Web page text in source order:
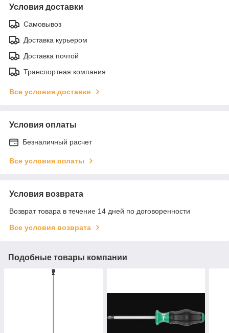
Условия доставки
Самовывоз
Доставка курьером
Доставка почтой
Транспортная компания
Все условия доставки
Условия оплаты
Безналичный расчет
Все условия оплаты
Условия возврата
Возврат товара в течение 14 дней по договоренности
Все условия возврата
Подобные товары компании